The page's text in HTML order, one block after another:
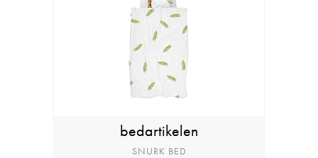
bedartikelen
SNURK BED